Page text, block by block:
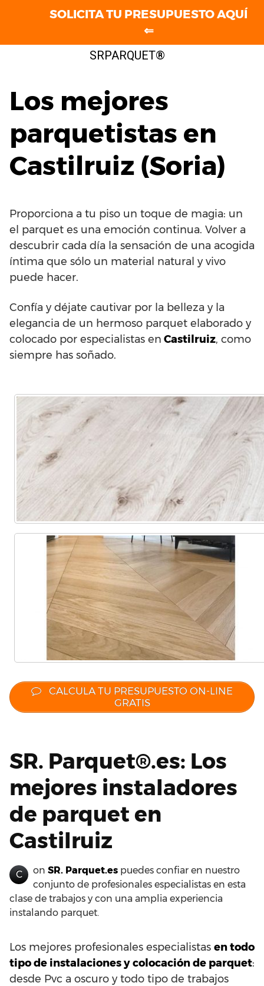
SRPARQUET®
Los mejores
parquetistas en
Castilruiz (Soria)
Proporciona a tu piso un toque de magia: un
el parquet es una emoción continua. Volver a
descubrir cada día la sensación de una acogida
íntima que sólo un material natural y vivo
puede hacer.
Confía y déjate cautivar por la belleza y la
elegancia de un hermoso parquet elaborado y
colocado por especialistas en Castilruiz, como
siempre has soñado.
CALCULA TU PRESUPUESTO ON-LINE
GRATIS
SR. Parquet®.es: Los
mejores instaladores
de parquet en
Castilruiz
C on SR. Parquet.es puedes confiar en nuestro
conjunto de profesionales especialistas en esta
clase de trabajos y con una amplia experiencia
instalando parquet.
Los mejores profesionales especialistas en todo
tipo de instalaciones y colocación de parquet:
desde Pvc a oscuro y todo tipo de trabajos
SOLICITA TU PRESUPUESTO AQUÍ
⇐